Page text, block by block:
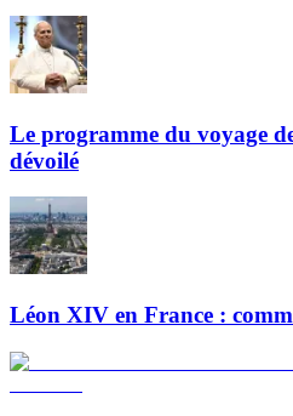
Le programme du voyage
dévoilé
Léon XIV en France :